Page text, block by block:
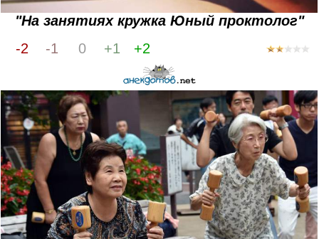
"На занятиях кружка Юный проктолог"
-2
-1 0 +1 +2